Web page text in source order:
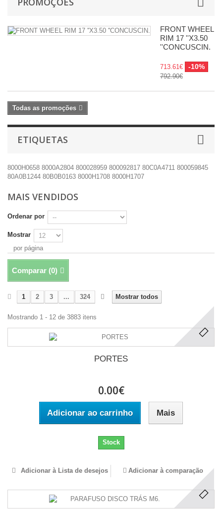
FRONT WHEEL
RIM 17 ''X3.50
''CONCUSCIN.
713.61€ -10%
792.90€
Todas as promoções
ETIQUETAS
8000H0658 8000A2804 800028959 800092817 80C0A4711 800059845
80A0B1244 80B0B0163 8000H1708 8000H1707
MAIS VENDIDOS
Ordenar por
Mostrar
por página
Comparar (0)
Mostrar todos
1 2 3 ... 324
Mostrando 1 - 12 de 3883 itens
PORTES
0.00€
Adicionar ao carrinho Mais
Stock
Adicionar à Lista de desejos Adicionar à comparação